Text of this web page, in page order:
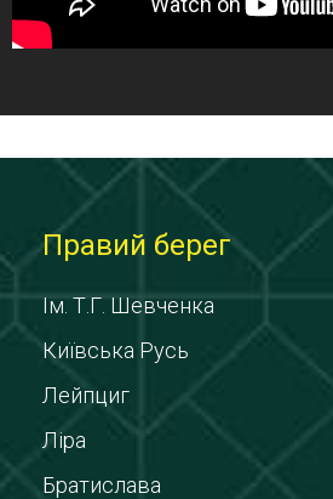
Правий берег
Ім. Т.Г. Шевченка
Київська Русь
Лейпциг
Ліра
Братислава